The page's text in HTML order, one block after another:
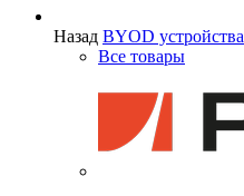
Назад BYOD устройства
Все товары